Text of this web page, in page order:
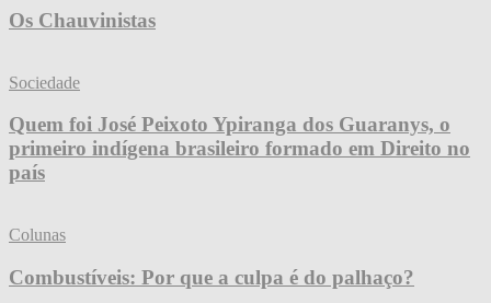
Os Chauvinistas
Sociedade
Quem foi José Peixoto Ypiranga dos Guaranys, o
primeiro indígena brasileiro formado em Direito no
país
Colunas
Combustíveis: Por que a culpa é do palhaço?